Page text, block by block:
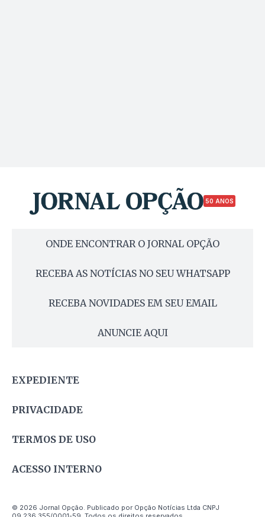
50 ANOS
ONDE ENCONTRAR O JORNAL OPÇÃO
RECEBA AS NOTÍCIAS NO SEU WHATSAPP
RECEBA NOVIDADES EM SEU EMAIL
ANUNCIE AQUI
EXPEDIENTE
PRIVACIDADE
TERMOS DE USO
ACESSO INTERNO
© 2026 Jornal Opção. Publicado por Opção Notícias Ltda CNPJ